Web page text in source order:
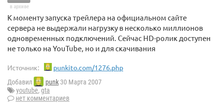
в архиве
К моменту запуска трейлера на официальном сайте
сервера не выдержали нагрузку в несколько миллионов
одновременных подключений. Сейчас HD-ролик доступен
не только на YouTube, но и для скачивания
Источник: punkito.com/1276.php
Добавил punk 30 Марта 2007
youtube, gta
нет комментариев